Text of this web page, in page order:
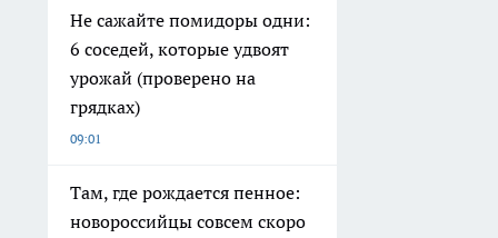
Не сажайте помидоры одни:
6 соседей, которые удвоят
урожай (проверено на
грядках)
09:01
Там, где рождается пенное:
новороссийцы совсем скоро